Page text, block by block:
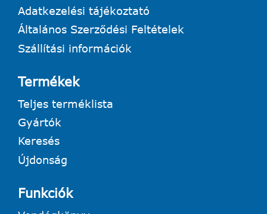
Adatkezelési tájékoztató
Általános Szerződési Feltételek
Szállítási információk
Termékek
Teljes terméklista
Gyártók
Keresés
Újdonság
Funkciók